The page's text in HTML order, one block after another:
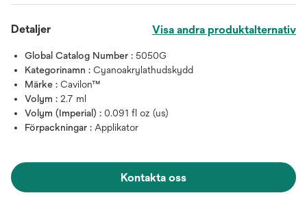
Detaljer Visa andra produktalternativ
Global Catalog Number : 5050G
Kategorinamn : Cyanoakrylathudskydd
Märke : Cavilon™
Volym : 2.7 ml
Volym (Imperial) : 0.091 fl oz (us)
Förpackningar : Applikator
Kontakta oss